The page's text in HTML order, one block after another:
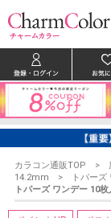
カラコン通販TOP
14.2mm
トパーズ
トパーズ ワンデー 10